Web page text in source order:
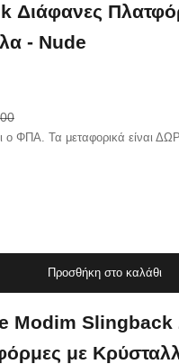
Διάφανες
- Nude
price
ο ΦΠΑ. Τα μεταφορικά είναι
Προσθήκη στο καλάθι
Modim Slingback
με